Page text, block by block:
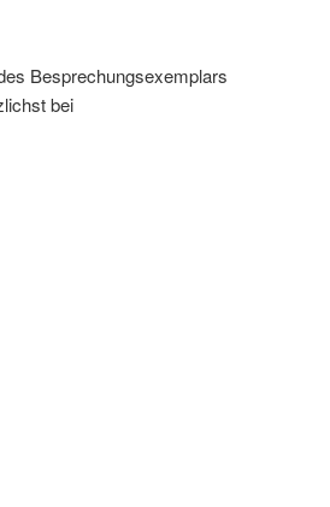
Besprechungsexemplars
bei